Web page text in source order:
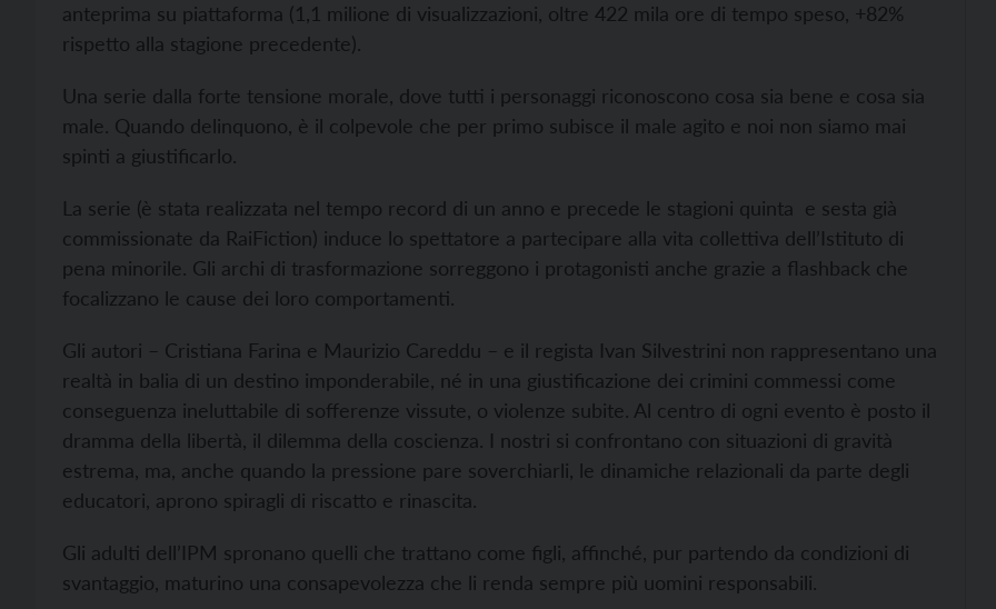
anteprima su piattaforma (1,1 milione di visualizzazioni, oltre 422 mila ore di tempo speso, +82%
rispetto alla stagione precedente).
Una serie dalla forte tensione morale, dove tutti i personaggi riconoscono cosa sia bene e cosa sia
male. Quando delinquono, è il colpevole che per primo subisce il male agito e noi non siamo mai
spinti a giustificarlo.
La serie (è stata realizzata nel tempo record di un anno e precede le stagioni quinta e sesta già
commissionate da RaiFiction) induce lo spettatore a partecipare alla vita collettiva dell’Istituto di
pena minorile. Gli archi di trasformazione sorreggono i protagonisti anche grazie a flashback che
focalizzano le cause dei loro comportamenti.
Gli autori – Cristiana Farina e Maurizio Careddu – e il regista Ivan Silvestrini non rappresentano una
realtà in balia di un destino imponderabile, né in una giustificazione dei crimini commessi come
conseguenza ineluttabile di sofferenze vissute, o violenze subite. Al centro di ogni evento è posto il
dramma della libertà, il dilemma della coscienza. I nostri si confrontano con situazioni di gravità
estrema, ma, anche quando la pressione pare soverchiarli, le dinamiche relazionali da parte degli
educatori, aprono spiragli di riscatto e rinascita.
Gli adulti dell’IPM spronano quelli che trattano come figli, affinché, pur partendo da condizioni di
svantaggio, maturino una consapevolezza che li renda sempre più uomini responsabili.